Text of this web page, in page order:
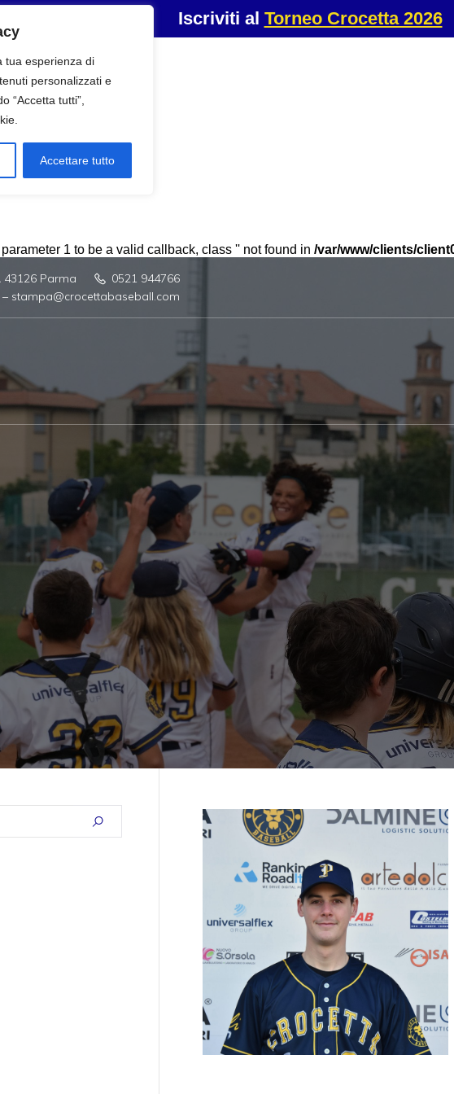
Iscriviti al Torneo Crocetta 2026
tua esperienza di
personalizzati e
“Accetta tutti”,
Accettare tutto
1 to be a valid callback, class '' not found in /var/www/clients/
43126 Parma
0521 944766
stampa@crocettabaseball.com